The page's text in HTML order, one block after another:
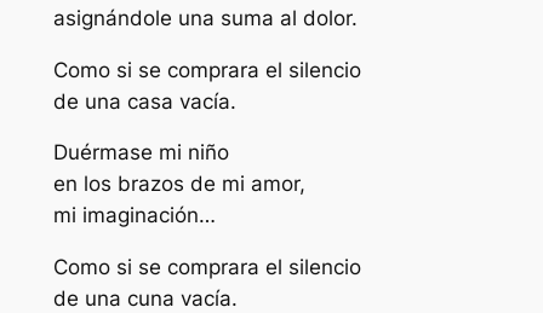
asignándole una suma al dolor.
Como si se comprara el silencio
de una casa vacía.
Duérmase mi niño
en los brazos de mi amor,
mi imaginación…
Como si se comprara el silencio
de una cuna vacía.